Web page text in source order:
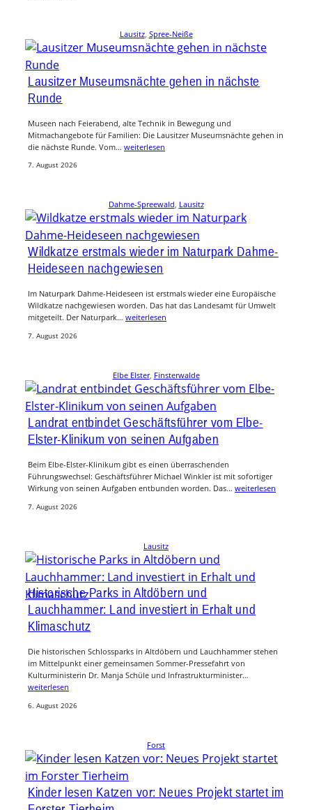
Lausitz, Spree-Neiße
Lausitzer Museumsnächte gehen in nächste
Runde
Museen nach Feierabend, alte Technik in Bewegung und
Mitmachangebote für Familien: Die Lausitzer Museumsnächte gehen in
die nächste Runde. Vom… weiterlesen
7. August 2026
Dahme-Spreewald, Lausitz
Wildkatze erstmals wieder im Naturpark Dahme-
Heideseen nachgewiesen
Im Naturpark Dahme-Heideseen ist erstmals wieder eine Europäische
Wildkatze nachgewiesen worden. Das hat das Landesamt für Umwelt
mitgeteilt. Der Naturpark… weiterlesen
7. August 2026
Elbe Elster, Finsterwalde
Landrat entbindet Geschäftsführer vom Elbe-
Elster-Klinikum von seinen Aufgaben
Beim Elbe-Elster-Klinikum gibt es einen überraschenden
Führungswechsel: Geschäftsführer Michael Winkler ist mit sofortiger
Wirkung von seinen Aufgaben entbunden worden. Das… weiterlesen
7. August 2026
Lausitz
Historische Parks in Altdöbern und
Lauchhammer: Land investiert in Erhalt und
Klimaschutz
Die historischen Schlossparks in Altdöbern und Lauchhammer stehen
im Mittelpunkt einer gemeinsamen Sommer-Pressefahrt von
Kulturministerin Dr. Manja Schüle und Infrastrukturminister…
weiterlesen
6. August 2026
Forst
Kinder lesen Katzen vor: Neues Projekt startet im